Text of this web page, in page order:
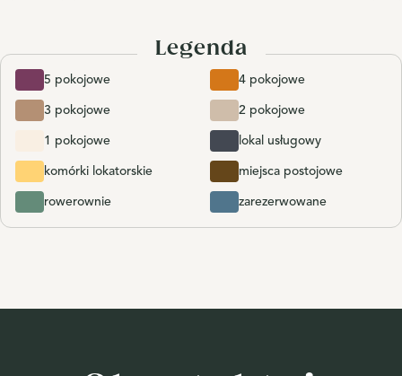
Legenda
5 pokojowe 4 pokojowe
3 pokojowe 2 pokojowe
1 pokojowe lokal usługowy
komórki lokatorskie miejsca postojowe
rowerownie zarezerwowane